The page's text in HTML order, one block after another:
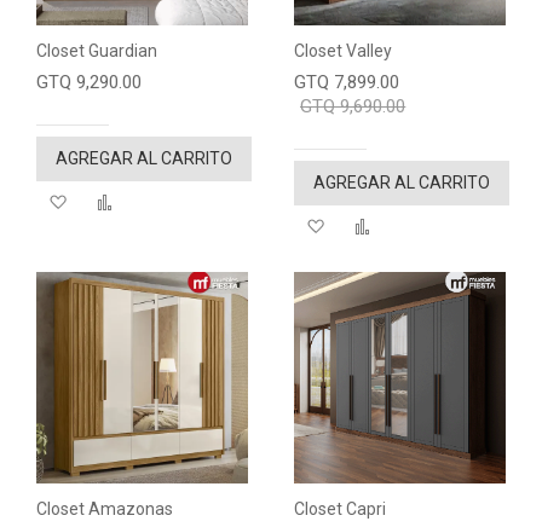
Closet Guardian
GTQ 9,290.00
AGREGAR AL CARRITO
Agregar a mi lista de deseos
Closet Valley
GTQ 7,899.00
GTQ 9,690.00
AGREGAR AL CARRITO
Agregar a mi lista de
Closet Amazonas Closet Capri